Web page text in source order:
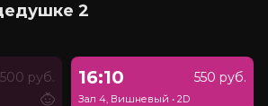
2
500 руб. 16:10 550 руб.
Зал 4, Вишневый • 2D